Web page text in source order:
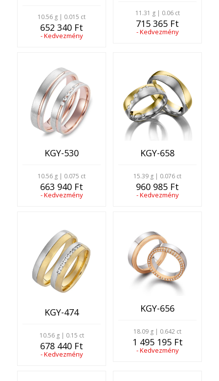
10.56 g | 0.015 ct
652 340 Ft
- Kedvezmény
11.31 g | 0.06 ct
715 365 Ft
- Kedvezmény
KGY-530
10.56 g | 0.075 ct
663 940 Ft
- Kedvezmény
KGY-658
15.39 g | 0.076 ct
960 985 Ft
- Kedvezmény
KGY-474
10.56 g | 0.15 ct
678 440 Ft
- Kedvezmény
KGY-656
18.09 g | 0.642 ct
1 495 195 Ft
- Kedvezmény